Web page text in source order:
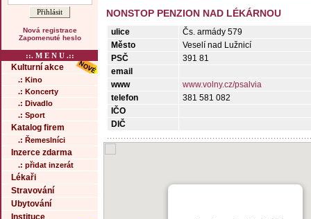
Nová registrace
Zapomenuté heslo
::. M E N U .::
Kulturní akce
.: Kino
.: Koncerty
.: Divadlo
.: Sport
Katalog firem
.: Řemeslníci
Inzerce zdarma
.: přidat inzerát
Lékaři
Stravování
Ubytování
Instituce
NONSTOP PENZION NAD LÉKÁRNOU
ulice
Čs. armády 579
Město
Veselí nad Lužnicí
PSČ
391 81
email
www
www.volny.cz/psalvia
telefon
381 581 082
IČO
DIČ